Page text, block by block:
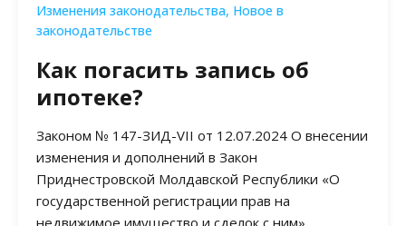
Изменения законодательства, Новое в
законодательстве
Как погасить запись об
ипотеке?
Законом № 147-ЗИД-VII от 12.07.2024 О внесении
изменения и дополнений в Закон
Приднестровской Молдавской Республики «О
государственной регистрации прав на
недвижимое имущество и сделок с ним»,